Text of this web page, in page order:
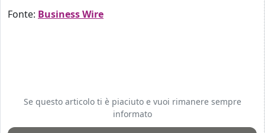
Fonte: Business Wire
Se questo articolo ti è piaciuto e vuoi rimanere sempre
informato